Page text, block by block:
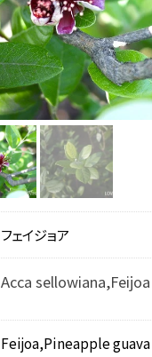
フェイジョア
Acca
Feijoa,Pineapple guava